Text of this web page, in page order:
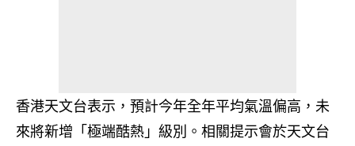
香港天文台表示，預計今年全年平均氣溫偏高，未
來將新增「極端酷熱」級別。相關提示會於天文台